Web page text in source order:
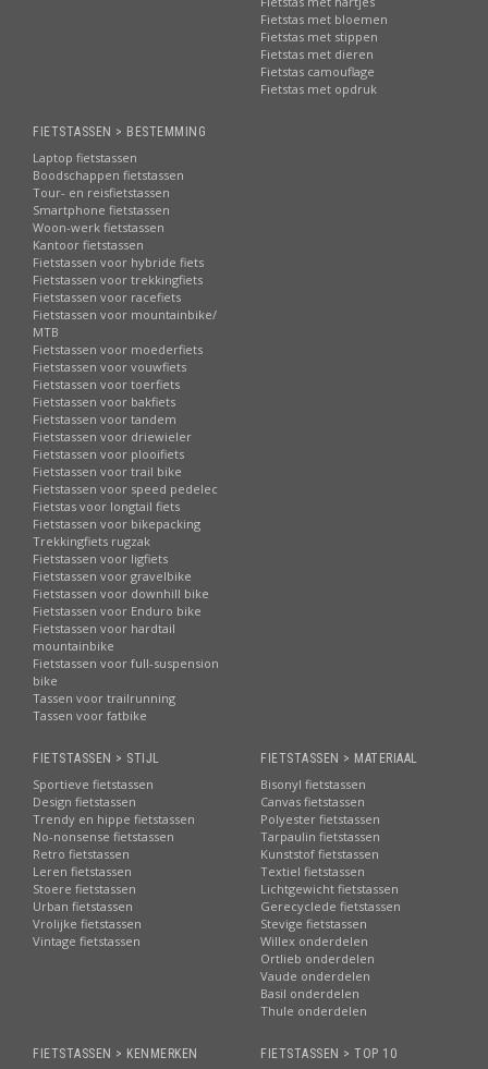
Fietstas met bloemen
Fietstas met stippen
Fietstas met dieren
Fietstas camouflage
Fietstas met opdruk
FIETSTASSEN > BESTEMMING
Laptop fietstassen
Boodschappen fietstassen
Tour- en reisfietstassen
Smartphone fietstassen
Woon-werk fietstassen
Kantoor fietstassen
Fietstassen voor hybride fiets
Fietstassen voor trekkingfiets
Fietstassen voor racefiets
Fietstassen voor mountainbike/
MTB
Fietstassen voor moederfiets
Fietstassen voor vouwfiets
Fietstassen voor toerfiets
Fietstassen voor bakfiets
Fietstassen voor tandem
Fietstassen voor driewieler
Fietstassen voor plooifiets
Fietstassen voor trail bike
Fietstassen voor speed pedelec
Fietstas voor longtail fiets
Fietstassen voor bikepacking
Trekkingfiets rugzak
Fietstassen voor ligfiets
Fietstassen voor gravelbike
Fietstassen voor downhill bike
Fietstassen voor Enduro bike
Fietstassen voor hardtail
mountainbike
Fietstassen voor full-suspension
bike
Tassen voor trailrunning
Tassen voor fatbike
FIETSTASSEN > STIJL
Sportieve fietstassen
Design fietstassen
Trendy en hippe fietstassen
No-nonsense fietstassen
Retro fietstassen
Leren fietstassen
Stoere fietstassen
Urban fietstassen
Vrolijke fietstassen
Vintage fietstassen
FIETSTASSEN > MATERIAAL
Bisonyl fietstassen
Canvas fietstassen
Polyester fietstassen
Tarpaulin fietstassen
Kunststof fietstassen
Textiel fietstassen
Lichtgewicht fietstassen
Gerecyclede fietstassen
Stevige fietstassen
Willex onderdelen
Ortlieb onderdelen
Vaude onderdelen
Basil onderdelen
Thule onderdelen
FIETSTASSEN > KENMERKEN
FIETSTASSEN > TOP 10